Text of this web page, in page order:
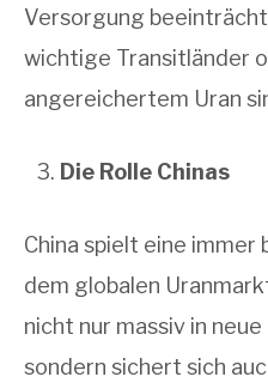
Versorgung
wichtige Transitländer
angereichertem Uran
Die Rolle Chinas
China spielt eine
dem globalen
nicht nur massiv in
sondern sichert sich